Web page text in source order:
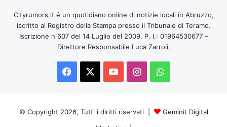
Cityrumors.it é un quotidiano online di notizie locali in Abruzzo,
iscritto al Registro della Stampa presso il Tribunale di Teramo.
Iscrizione n 607 del 14 Luglio del 2009. P. I.: 01964530677 –
Direttore Responsabile Luca Zarroli.
Facebook
You InstagramWhatsApp
© Copyright 2026, Tutti i diritti riservati |
Geminit Digital